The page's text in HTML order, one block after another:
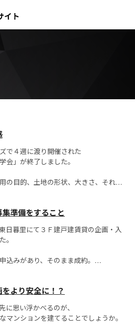
で４週に渡り開催された
会」が終了しました。
の目的、土地の形状、大きさ、それぞ
準備をすること
日暮里にて３Ｆ建戸建賃貸の企画・入
。
込みがあり、そのまま成約。
居申込みが入ったのですが、
より安全に！？
に思い浮かべるのが、
マンションを建てることでしょうか。